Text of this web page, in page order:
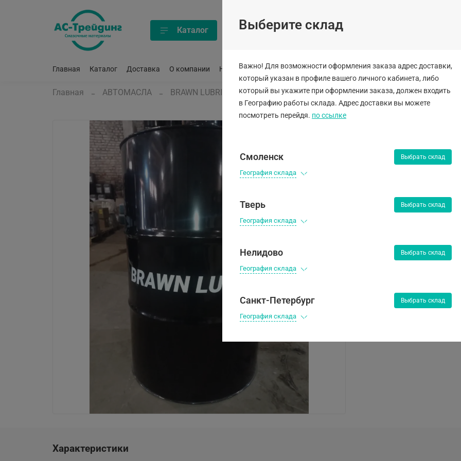
Каталог
Главная Каталог Доставка О компании Новости Вакансии Контакты
Главная АВТОМАСЛА BRAWN LUBRICANTS
(0)
Предзаказ
Long Life
55 292 ₽
ANTIFREEZE BRAWN
Характеристики
Выберите склад
Важно! Для возможности оформления заказа адрес доставки,
который указан в профиле вашего личного кабинета, либо
который вы укажите при оформлении заказа, должен входить
в Географию работы склада. Адрес доставки вы можете
посмотреть перейдя. по ссылке
Смоленск Выбрать склад
География склада
Тверь Выбрать склад
География склада
Нелидово Выбрать склад
География склада
Санкт-Петербург Выбрать склад
География склада